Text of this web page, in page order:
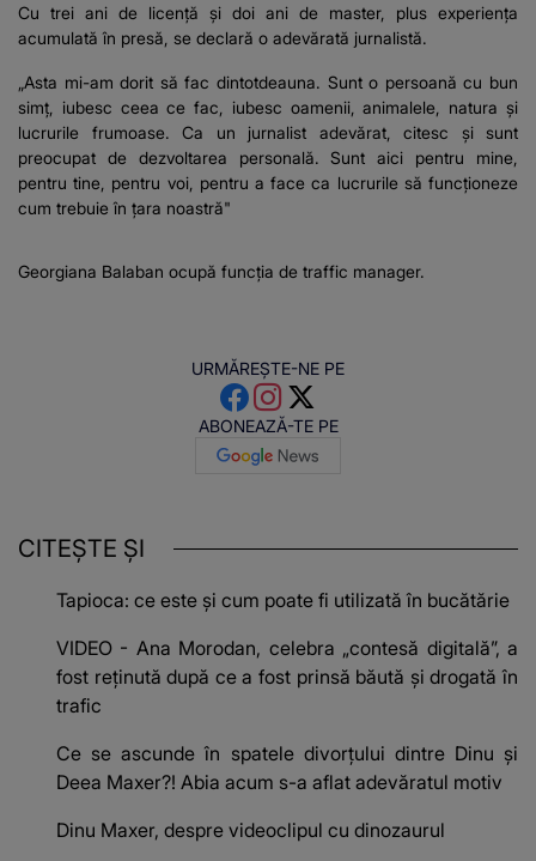
Cu trei ani de licență și doi ani de master, plus experiența
acumulată în presă, se declară o adevărată jurnalistă.
„Asta mi-am dorit să fac dintotdeauna. Sunt o persoană cu bun
simț, iubesc ceea ce fac, iubesc oamenii, animalele, natura și
lucrurile frumoase. Ca un jurnalist adevărat, citesc și sunt
preocupat de dezvoltarea personală. Sunt aici pentru mine,
pentru tine, pentru voi, pentru a face ca lucrurile să funcționeze
cum trebuie în țara noastră"
Georgiana Balaban ocupă funcția de traffic manager.
URMĂREȘTE-NE PE
ABONEAZĂ-TE PE
CITEȘTE ȘI
Tapioca: ce este și cum poate fi utilizată în bucătărie
VIDEO - Ana Morodan, celebra „contesă digitală”, a
fost reținută după ce a fost prinsă băută și drogată în
trafic
Ce se ascunde în spatele divorțului dintre Dinu și
Deea Maxer?! Abia acum s-a aflat adevăratul motiv
Dinu Maxer, despre videoclipul cu dinozaurul